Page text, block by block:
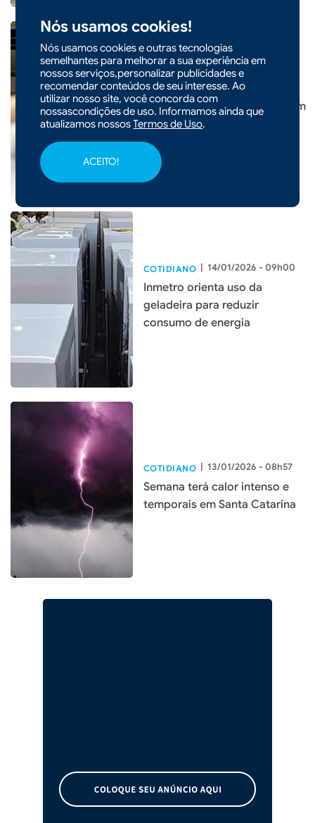
Nós usamos cookies!
Nós usamos cookies e outras tecnologias
semelhantes para melhorar a sua experiência em
nossos serviços,personalizar publicidades e
recomendar conteúdos de seu interesse. Ao
utilizar nosso site, você concorda com
nossascondições de uso. Informamos ainda que
atualizamos nossosTermos de Uso.
ACEITO!
COTIDIANO | 19/01/2026 - 10h16
Saiba como gastar menos com
o uso do ar-condicionado
COTIDIANO | 14/01/2026 - 09h00
Inmetro orienta uso da
geladeira para reduzir
consumo de energia
COTIDIANO | 13/01/2026 - 08h57
Semana terá calor intenso e
temporais em Santa Catarina